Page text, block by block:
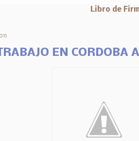
Libro de
EN CORDOBA